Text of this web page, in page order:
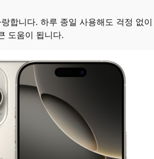
합니다. 하루 종일 사용해도 걱정 없
도움이 됩니다.